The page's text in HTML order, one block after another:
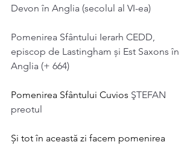
Devon în Anglia (secolul al VI-ea)
Pomenirea Sfântului Ierarh CEDD,
episcop de Lastingham și Est Saxons în
Anglia (+ 664)
Pomenirea Sfântului Cuvios ŞTEFAN
preotul
Și tot în această zi facem pomenirea